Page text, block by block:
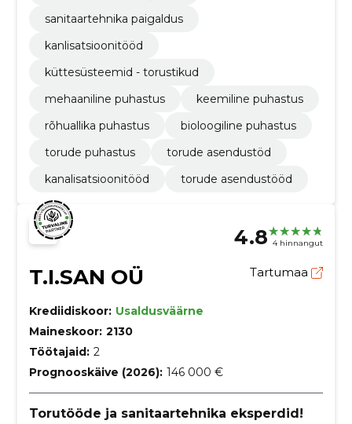
sanitaartehnika paigaldus
kanlisatsioonitööd
küttesüsteemid - torustikud
mehaaniline puhastus
keemiline puhastus
rõhuallika puhastus
bioloogiline puhastus
torude puhastus
torude asendustöd
kanalisatsioonitööd
torude asendustööd
4.8 4 hinnangut
T.I.SAN OÜ Tartumaa
Krediidiskoor: Usaldusväärne
Maineskoor: 2130
Töötajaid: 2
Prognooskäive (2026): 146 000 €
Torutööde ja sanitaartehnika eksperdid!